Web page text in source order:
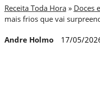
Receita Toda Hora» Doces
mais frios que vai
Andre Holmo 17/05/